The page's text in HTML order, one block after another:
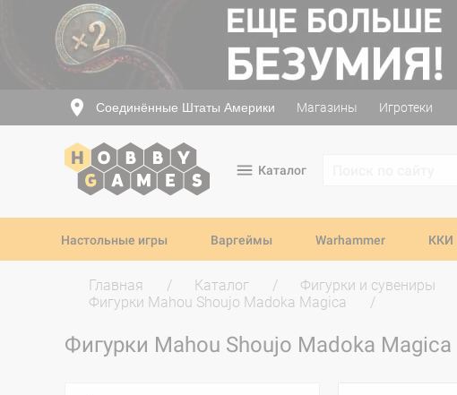
Соединённые Штаты Америки Магазины Игротеки
Каталог
Настольные игры Варгеймы Warhammer ККИ
Главная Каталог Фигурки и сувениры
Фигурки Mahou Shoujo Madoka Magica
Фигурки Mahou Shoujo Madoka Magica